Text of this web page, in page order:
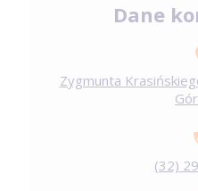
Dane
Zygmunta
(32)